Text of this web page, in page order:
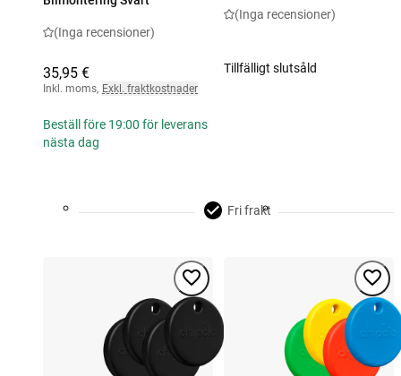
(Inga recensioner)
35,95 €
Inkl. moms, Exkl. fraktkostnader
Beställ före 19:00 för leverans
nästa dag
(Inga recensioner)
Tillfälligt slutsåld
Fri frakt